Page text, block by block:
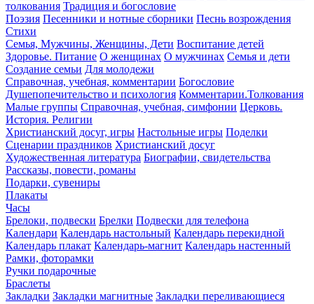
толкования Традиция и богословие
Поэзия Песенники и нотные сборники Песнь возрождения
Стихи
Семья, Мужчины, Женщины, Дети Воспитание детей
Здоровье. Питание О женщинах О мужчинах Семья и дети
Создание семьи Для молодежи
Справочная, учебная, комментарии Богословие
Душепопечительство и психология Комментарии.Толкования
Малые группы Справочная, учебная, симфонии Церковь.
История. Религии
Христианский досуг, игры Настольные игры Поделки
Сценарии праздников Христианский досуг
Художественная литература Биографии, свидетельства
Рассказы, повести, романы
Подарки, сувениры
Плакаты
Часы
Брелоки, подвески Брелки Подвески для телефона
Календари Календарь настольный Календарь перекидной
Календарь плакат Календарь-магнит Календарь настенный
Рамки, фоторамки
Ручки подарочные
Браслеты
Закладки Закладки магнитные Закладки переливающиеся